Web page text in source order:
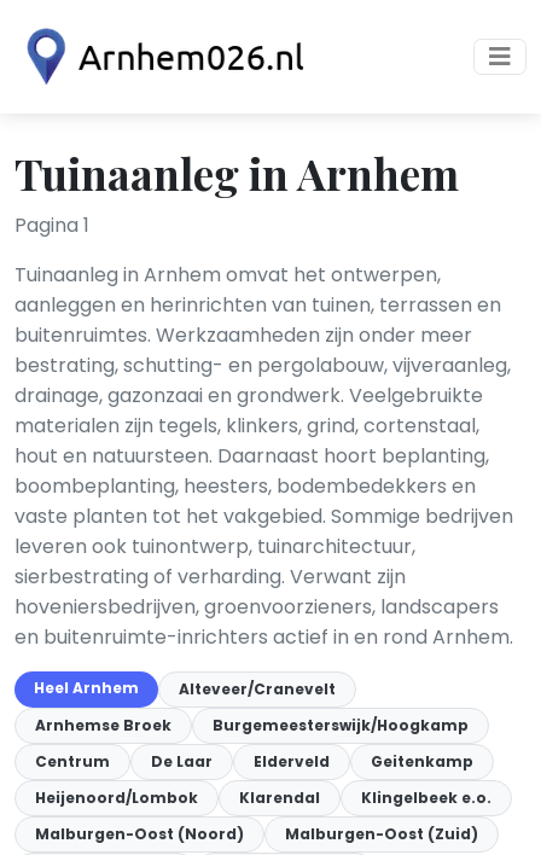
Tuinaanleg in Arnhem
Pagina 1
Tuinaanleg in Arnhem omvat het ontwerpen,
aanleggen en herinrichten van tuinen, terrassen en
buitenruimtes. Werkzaamheden zijn onder meer
bestrating, schutting- en pergolabouw, vijveraanleg,
drainage, gazonzaai en grondwerk. Veelgebruikte
materialen zijn tegels, klinkers, grind, cortenstaal,
hout en natuursteen. Daarnaast hoort beplanting,
boombeplanting, heesters, bodembedekkers en
vaste planten tot het vakgebied. Sommige bedrijven
leveren ook tuinontwerp, tuinarchitectuur,
sierbestrating of verharding. Verwant zijn
hoveniersbedrijven, groenvoorzieners, landscapers
en buitenruimte-inrichters actief in en rond Arnhem.
Heel Arnhem
Alteveer/Cranevelt
Arnhemse Broek
Burgemeesterswijk/Hoogkamp
Centrum
De Laar Elderveld
Geitenkamp
Heijenoord/Lombok
Klarendal
Klingelbeek e.o.
Malburgen-Oost (Noord)
Malburgen-Oost (Zuid)